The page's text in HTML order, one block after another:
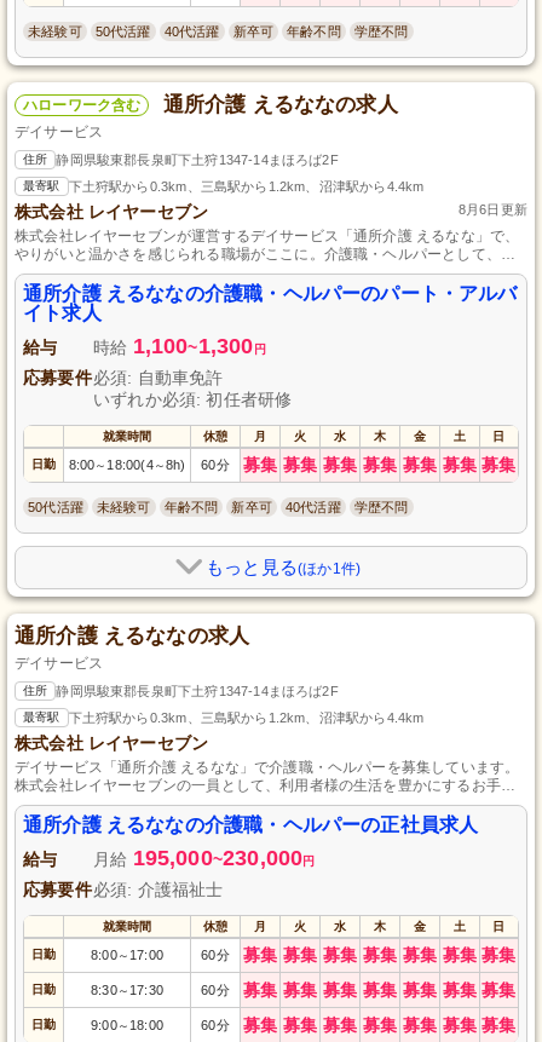
未経験可 50代活躍 40代活躍 新卒可 年齢不問 学歴不問
ハローワーク含む 通所介護 えるななの求人
デイサービス
住所 静岡県駿東郡長泉町下土狩1347-14まほろば2F
最寄駅 下土狩駅から0.3km、三島駅から1.2km、沼津駅から4.4km
株式会社 レイヤーセブン 8月6日更新
株式会社レイヤーセブンが運営するデイサービス「通所介護 えるなな」で、
やりがいと温かさを感じられる職場がここに。介護職・ヘルパーとして、ご
利用者様の毎日をサポートしませんか？経験や資格がなくてもOK！パート・
アルバイトの柔軟な働き方が可能です。興味のある方はお気軽にご応募くだ
さい。
通所介護 えるななの介護職・ヘルパーのパート・アルバ
イト求人
給与 時給 1,100~1,300 円
応募要件必須: 自動車免許
いずれか必須: 初任者研修
就業時間 休憩 月 火 水 木 金 土 日
日勤 8:00～ 18:00(4～8h) 60分 募集 募集 募集 募集 募集 募集 募集
50代活躍 未経験可 年齢不問 新卒可 40代活躍 学歴不問
もっと見る(ほか1件)
通所介護 えるななの求人
デイサービス
住所 静岡県駿東郡長泉町下土狩1347-14まほろば2F
最寄駅 下土狩駅から0.3km、三島駅から1.2km、沼津駅から4.4km
株式会社 レイヤーセブン
デイサービス「通所介護 えるなな」で介護職・ヘルパーを募集しています。
株式会社レイヤーセブンの一員として、利用者様の生活を豊かにするお手伝
いをしてみませんか？未経験者も大歓迎です！正社員として安定した雇用環
境で働けます。資格がなくても始められる仕事ですので、この機会にぜひご
応募ください。
通所介護 えるななの介護職・ヘルパーの正社員求人
給与 月給 195,000~230,000円
応募要件必須: 介護福祉士
就業時間 休憩 月 火 水 木 金 土 日
日勤 8:00～ 17:00 60分 募集 募集 募集 募集 募集 募集 募集
日勤 8:30～ 17:30 60分 募集 募集 募集 募集 募集 募集 募集
日勤 9:00～ 18:00 60分 募集 募集 募集 募集 募集 募集 募集